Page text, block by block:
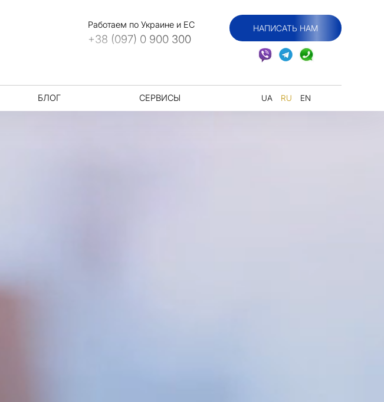
НАПИСАТЬ НАМ
Работаем по Украине и ЕС
+38 (097) 0 900 300
БЛОГ СЕРВИСЫ UA RU EN